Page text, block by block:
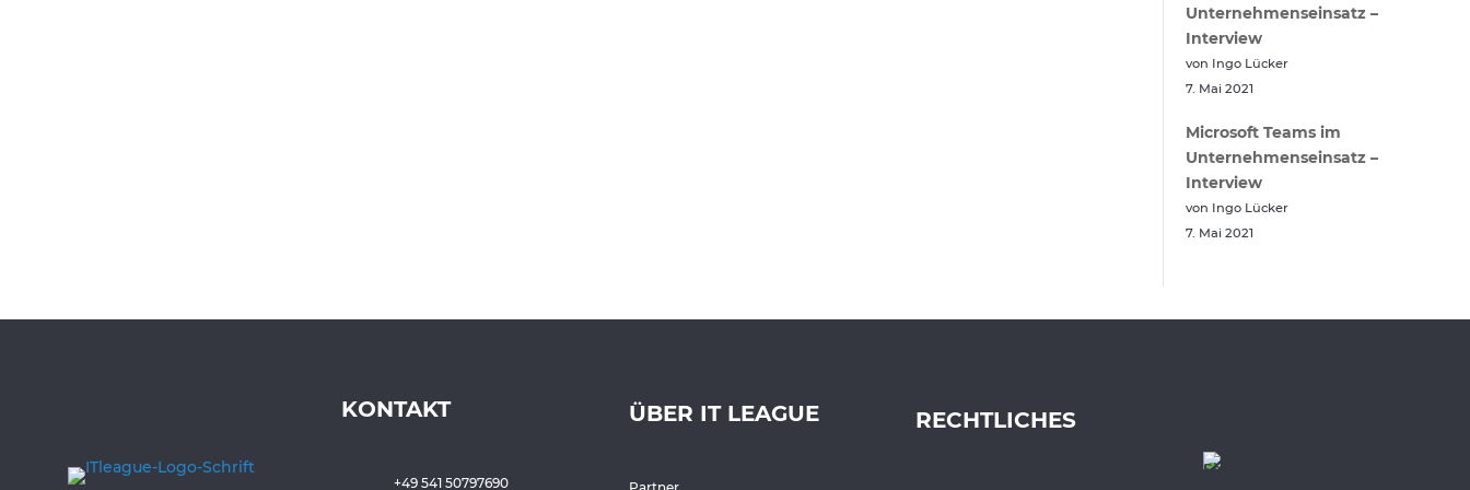
Unternehmenseinsatz –
Interview
von Ingo Lücker
7. Mai 2021
Microsoft Teams im
Unternehmenseinsatz –
Interview
von Ingo Lücker
7. Mai 2021
KONTAKT
+49 541 50797690
ÜBER IT LEAGUE RECHTLICHES